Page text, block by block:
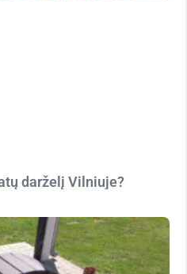
darželį Vilniuje?